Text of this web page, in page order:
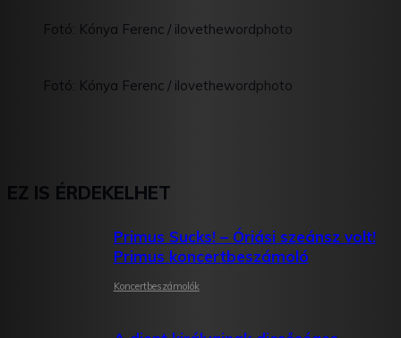
Fotó: Kónya Ferenc / ilovethewordphoto
Fotó: Kónya Ferenc / ilovethewordphoto
EZ IS ÉRDEKELHET
Primus Sucks! – Óriási szeánsz volt!
Primus koncertbeszámoló
Koncertbeszámolók